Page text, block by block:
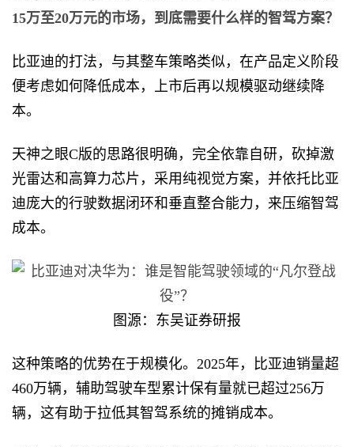
15万至20万元的市场，到底需要什么样的智驾方案？
比亚迪的打法，与其整车策略类似，在产品定义阶段
便考虑如何降低成本，上市后再以规模驱动继续降
本。
天神之眼C版的思路很明确，完全依靠自研，砍掉激
光雷达和高算力芯片，采用纯视觉方案，并依托比亚
迪庞大的行驶数据闭环和垂直整合能力，来压缩智驾
成本。
图源：东吴证券研报
这种策略的优势在于规模化。2025年，比亚迪销量超
460万辆，辅助驾驶车型累计保有量就已超过256万
辆，这有助于拉低其智驾系统的摊销成本。